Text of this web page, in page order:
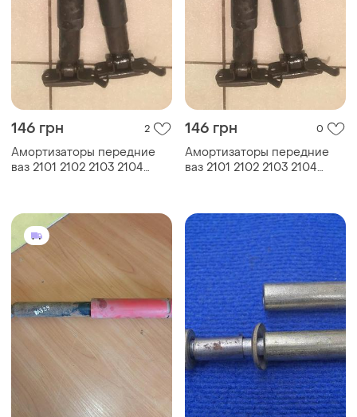
146 грн 2
Амортизаторы передние
ваз 2101 2102 2103 2104
146 грн 0
Амортизаторы передние
ваз 2101 2102 2103 2104